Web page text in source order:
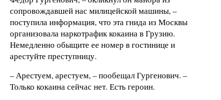
сопровождавшей нас милицейской машины, –
поступила информация, что эта гнида из Москвы
организовала наркотрафик кокаина в Грузию.
Немедленно обыщите ее номер в гостинице и
арестуйте преступницу.
– Арестуем, арестуем, – пообещал Гургенович. –
Только кокаина сейчас нет. Есть героин.